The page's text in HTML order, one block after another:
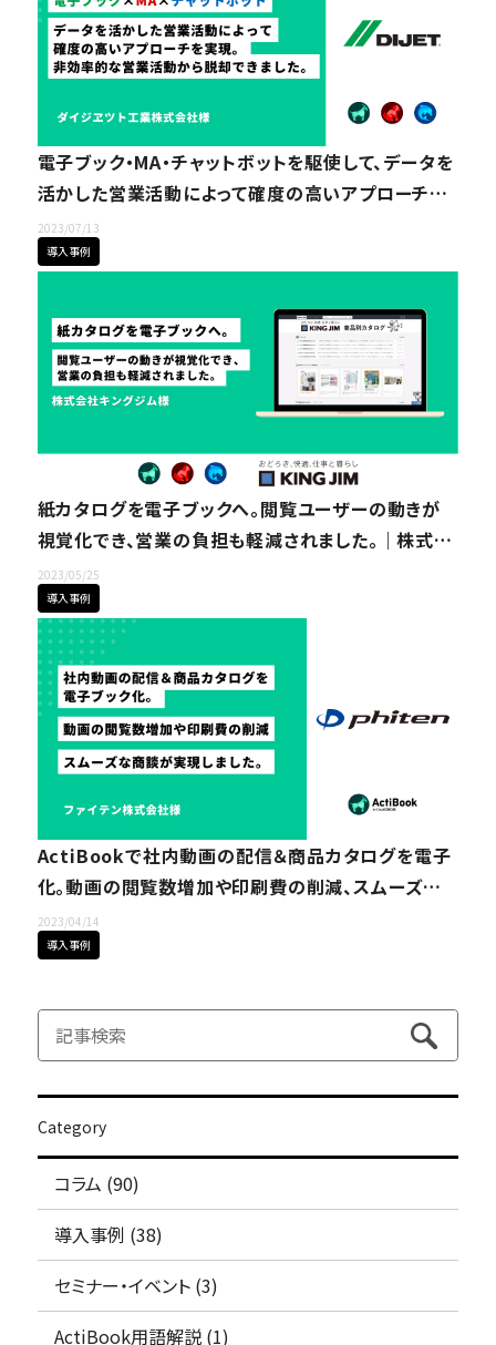
電子ブック・MA・チャットボットを駆使して、データを
活かした営業活動によって確度の高いアプローチを
実現。非効率的な営業活動から脱却できました。｜ダ
イジヱツト工業株式会社様
2023/07/13
導入事例
紙カタログを電子ブックへ。閲覧ユーザーの動きが
視覚化でき、営業の負担も軽減されました。｜株式会
社キングジム様
2023/05/25
導入事例
ActiBookで社内動画の配信＆商品カタログを電子
化。動画の閲覧数増加や印刷費の削減、スムーズな
商談の実現などさまざまな効果を実感しました｜ファ
イテン株式会社様
2023/04/14
導入事例
Category
コラム (90)
導入事例 (38)
セミナー・イベント (3)
ActiBook用語解説 (1)